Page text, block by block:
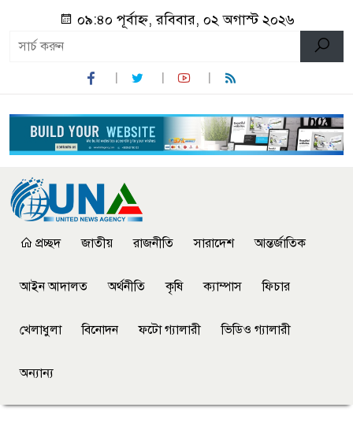
০৯:৪০ পূর্বাহ্ন, রবিবার, ০২ অগাস্ট ২০২৬
প্রচ্ছদ জাতীয় রাজনীতি সারাদেশ আন্তর্জাতিক
আইন আদালত অর্থনীতি কৃষি ক্যাম্পাস ফিচার
খেলাধুলা বিনোদন ফটো গ্যালারী ভিডিও গ্যালারী
অন্যান্য